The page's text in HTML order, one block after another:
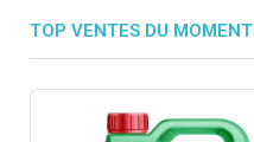
TOP VENTES DU MOMENT